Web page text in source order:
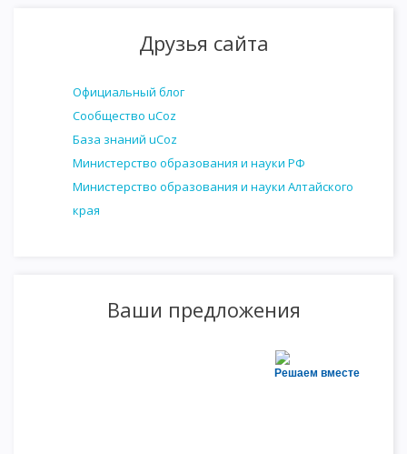
Друзья сайта
Официальный блог
Сообщество uCoz
База знаний uCoz
Министерство образования и науки РФ
Министерство образования и науки Алтайского
края
Ваши предложения
Решаем вместе